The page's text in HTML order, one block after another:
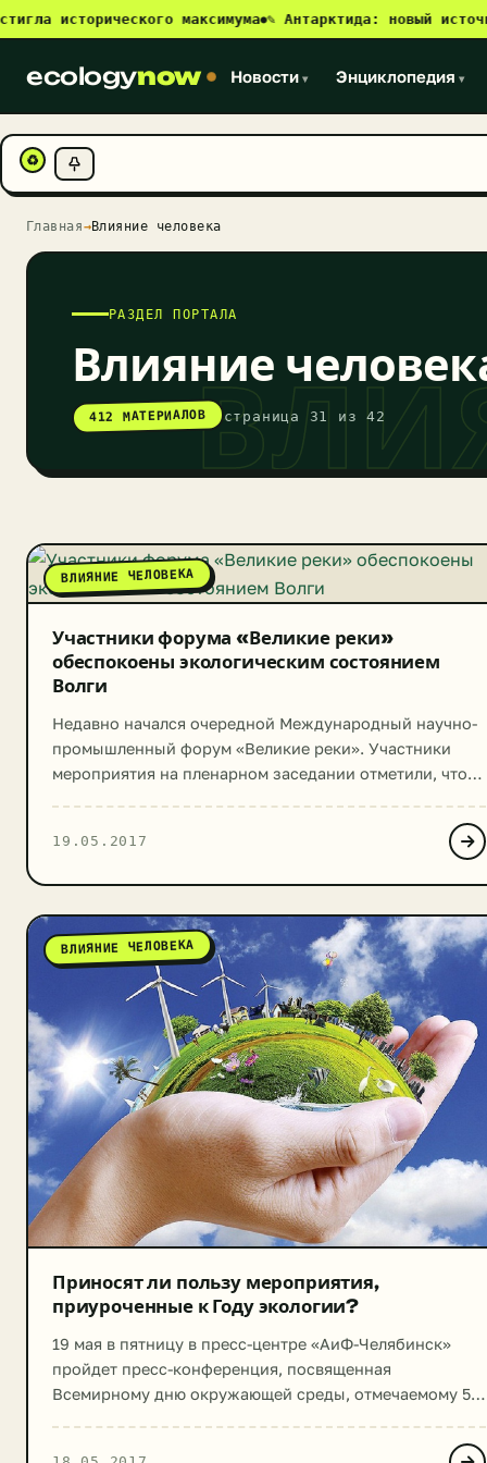
максимума●✎ Антарктида: новый источник
ecologynow Новости ▾ Энциклопедия ▾
♻
Главная→Влияние человека
РАЗДЕЛ ПОРТАЛА
Влияние
412 МАТЕРИАЛОВ страница 31 из 42
ВЛИЯНИЕ ЧЕЛОВЕКА
Участники форума «Великие реки»
обеспокоены экологическим состоянием
Волги
Недавно начался очередной Международный научно-
промышленный форум «Великие реки». Участники
мероприятия на пленарном заседании отметили, что
бассейне этой реки сосредоточено 50 процентов
многочисленные предприятия индустриального
комплекса, которые являются источниками
загрязнения воздуха и воды. […]
19.05.2017
ВЛИЯНИЕ ЧЕЛОВЕКА
Приносят ли пользу мероприятия,
приуроченные к Году экологии?
19 мая в пятницу в пресс-центре «АиФ-Челябинск»
пройдет пресс-конференция, посвященная
Всемирному дню окружающей среды, отмечаемому 5
экологическая ситуация, сложившаяся в Челябинской